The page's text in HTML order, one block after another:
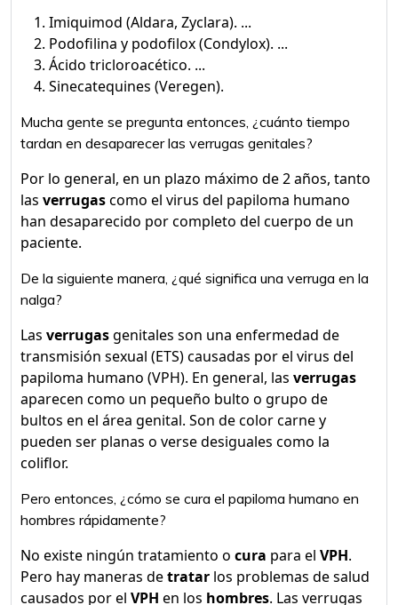
Imiquimod (Aldara, Zyclara). ...
Podofilina y podofilox (Condylox). ...
Ácido tricloroacético. ...
Sinecatequines (Veregen).
Mucha gente se pregunta entonces, ¿cuánto tiempo
tardan en desaparecer las verrugas genitales?
Por lo general, en un plazo máximo de 2 años, tanto
las verrugascomo el virus del papiloma humano
han desaparecido por completo del cuerpo de un
paciente.
De la siguiente manera, ¿qué significa una verruga en la
nalga?
Las verrugasgenitales son una enfermedad de
transmisión sexual (ETS) causadas por el virus del
papiloma humano (VPH). En general, las verrugas
aparecen como un pequeño bulto o grupo de
bultos en el área genital. Son de color carne y
pueden ser planas o verse desiguales como la
coliflor.
Pero entonces, ¿cómo se cura el papiloma humano en
hombres rápidamente?
No existe ningún tratamiento o cura para el VPH.
Pero hay maneras detratar los problemas de salud
causados por el VPH en los hombres. Las verrugas